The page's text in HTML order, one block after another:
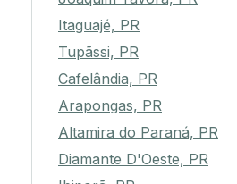
Itaguajé, PR
Tupãssi, PR
Cafelândia, PR
Arapongas, PR
Altamira do Paraná, PR
Diamante D'Oeste, PR